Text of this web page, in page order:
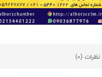
نظرات (0)